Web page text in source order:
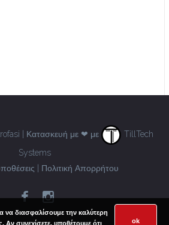
| Κατασκευή με ❤ με
TillTech
Systems
Πολιτική Απορρήτου
να διασφαλίσουμε την καλύτερη
Αν συνεχίσετε, υποθέτουμε ότι
ok